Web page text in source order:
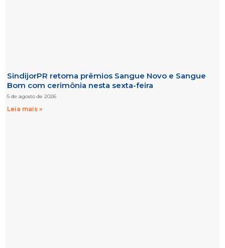
SindijorPR retoma prêmios Sangue Novo e Sangue
Bom com cerimônia nesta sexta-feira
5 de agosto de 2026
Leia mais »